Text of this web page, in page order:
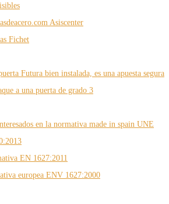
Asiscenter
Fichet
Futura bien instalada, es una apuesta segura
a una puerta de grado 3
en la normativa made in spain UNE
EN 1627:2011
europea ENV 1627:2000